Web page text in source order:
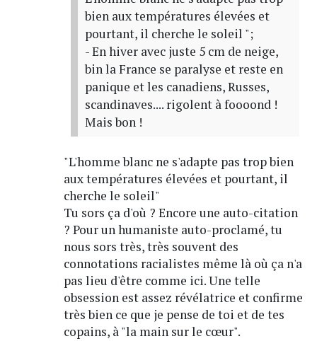
bien aux températures élevées et
pourtant, il cherche le soleil ";
- En hiver avec juste 5 cm de neige,
bin la France se paralyse et reste en
panique et les canadiens, Russes,
scandinaves.... rigolent à foooond !
Mais bon !
"L'homme blanc ne s'adapte pas trop bien
aux températures élevées et pourtant, il
cherche le soleil"
Tu sors ça d'où ? Encore une auto-citation
? Pour un humaniste auto-proclamé, tu
nous sors très, très souvent des
connotations racialistes même là où ça n'a
pas lieu d'être comme ici. Une telle
obsession est assez révélatrice et confirme
très bien ce que je pense de toi et de tes
copains, à "la main sur le cœur".